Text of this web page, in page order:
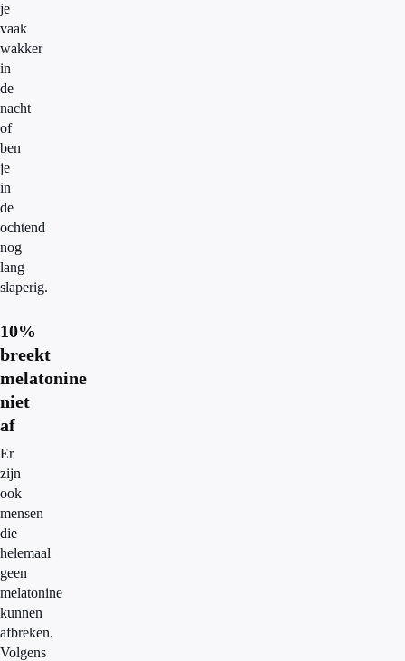
je
vaak
wakker
in
de
nacht
of
ben
je
in
de
ochtend
nog
lang
slaperig.
10%
breekt
melatonine
niet
af
Er
zijn
ook
mensen
die
helemaal
geen
melatonine
kunnen
afbreken.
Volgens